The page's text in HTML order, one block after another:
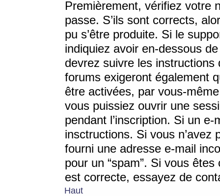
Premièrement, vérifiez votre
passe. S’ils sont corrects,
pu s’être produite. Si le
indiquiez avoir en-dessous
devrez suivre les
forums exigeront également
être activées, par vous-
vous puissiez ouvrir une
pendant l’inscription. Si un
insctructions. Si vous n’avez
fourni une adresse e-mail
pour un “spam”. Si vous
est correcte, essayez de
Haut